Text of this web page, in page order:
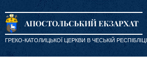
АПОСТОЛЬСЬКИЙ ЕКЗАРХАТ
ГРЕКО-КАТОЛИЦЬКОЇ ЦЕРКВИ В ЧЕСЬКІЙ РЕСПІБЛІЦІ